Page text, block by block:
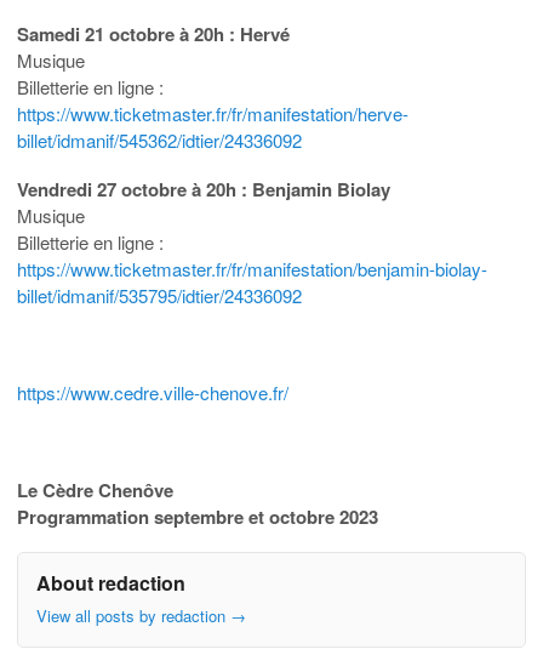
Samedi 21 octobre à 20h : Hervé
Musique
Billetterie en ligne :
https://www.ticketmaster.fr/fr/manifestation/herve-
billet/idmanif/545362/idtier/24336092
Vendredi 27 octobre à 20h : Benjamin Biolay
Musique
Billetterie en ligne :
https://www.ticketmaster.fr/fr/manifestation/benjamin-biolay-
billet/idmanif/535795/idtier/24336092
https://www.cedre.ville-chenove.fr/
Le Cèdre Chenôve
Programmation septembre et octobre 2023
About redaction
View all posts by redaction →